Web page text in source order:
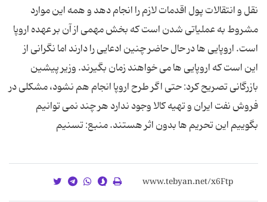
نقل و انتقالات پول اقدمات لازم را انجام دهد و همه این موارد
مشروط به عملیاتی شدن است که بخش مهمی از آن بر عهده اروپا
است. اروپایی ها در حال حاضر چنین ادعایی را دارند اما نگرانی از
این است که اروپایی ها می خواهند زمان بگیرند. وزیر پیشین
بازرگانی تصریح کرد: حتی اگر طرح اروپا انجام هم نشود، مشکلی در
فروش نفت ایران و تهیه کالا وجود ندارد هر چند نمی توانیم
بگوییم این تحریم ها بدون اثر هستند. منبع: تسنیم